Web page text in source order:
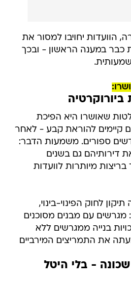
הוועדות יחויבו למסור את
כבר במענה הראשון - ובכך
ביורוקרטיה
שאושרו היא הפיכת
קיימים להוראת קבע - לאחר
ספורים. משמעות הדבר:
דירותיהם גם בשנים
מיותרות לוועדות
לחוק הפינוי-בינוי,
מגרשים עם מבנים מסוכנים
בנייה ממגרשים ללא
את התמריצים המירביים
- בלי היטל